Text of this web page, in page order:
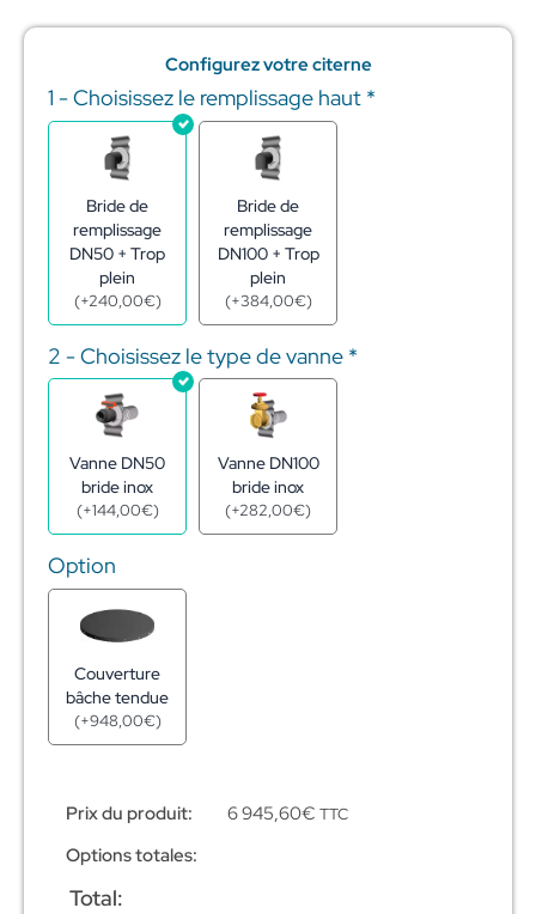
Configurez votre citerne
1 - Choisissez le remplissage haut *
Bride de
remplissage
DN50 + Trop
plein
(+240,00€)
Bride de
remplissage
DN100 + Trop
plein
(+384,00€)
2 - Choisissez le type de vanne *
Vanne DN50
bride inox
(+144,00€)
Vanne DN100
bride inox
(+282,00€)
Option
Couverture
bâche tendue
(+948,00€)
Prix du produit: 6 945,60€ TTC
Options totales:
Total:
quantité
de
Réserve
acier
galva
175m3
ø11,38
h1,72
m